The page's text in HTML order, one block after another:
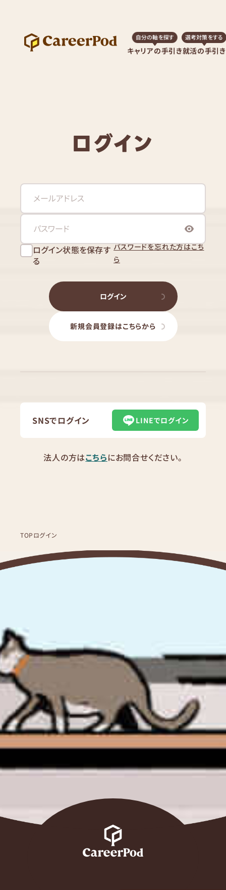
キャリアの手引き
自分の軸を探す
就活の手引き
選考対策をする
ログイン
ログイン状態を保存す
る
パスワードを忘れた方はこち
ら
ログイン
新規会員登録はこちらから
SNSでログイン LINEでログイン
法人の方はこちらにお問合せください。
TOPログイン